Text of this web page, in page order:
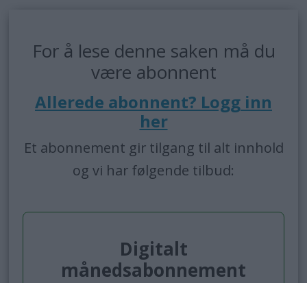
For å lese denne saken må du
være abonnent
Allerede abonnent? Logg inn
her
Et abonnement gir tilgang til alt innhold
og vi har følgende tilbud:
Digitalt
månedsabonnement